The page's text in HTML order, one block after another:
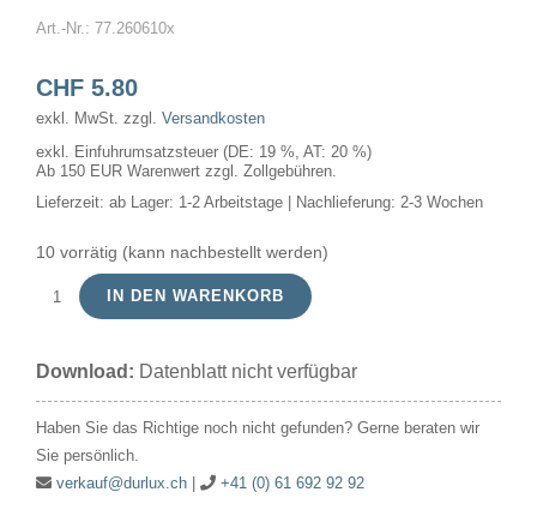
Art.-Nr.: 77.260610x
CHF5.80
exkl. MwSt. zzgl. Versandkosten
exkl. Einfuhrumsatzsteuer (DE: 19 %, AT: 20 %)
Ab 150 EUR Warenwert zzgl. Zollgebühren.
Lieferzeit: ab Lager: 1-2 Arbeitstage | Nachlieferung: 2-3 Wochen
10 vorrätig (kann nachbestellt werden)
Kugellampe
10W
Menge
IN DEN WARENKORB
Download: Datenblatt nicht verfügbar
Haben Sie das Richtige noch nicht gefunden? Gerne beraten wir
Sie persönlich.
verkauf@durlux.ch| +41 (0) 61 692 92 92